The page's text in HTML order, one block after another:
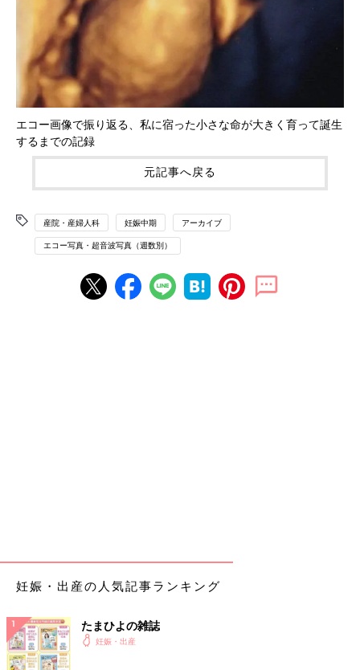
エコー画像で振り返る、私に宿った小さな命が大きく育って誕生
するまでの記録
元記事へ戻る
産院・産婦人科 妊娠中期 アーカイブ
エコー写真・超音波写真（週数別）
妊娠・出産の人気記事ランキング
たまひよの雑誌
妊娠・出産